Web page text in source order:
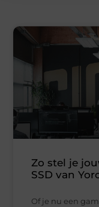
Zo stel je
SSD van
Of je nu een